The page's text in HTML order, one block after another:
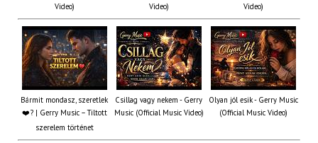
Video)
Video)
Video)
Bármit mondasz, szeretlek
❤️‍? | Gerry Music – Tiltott
szerelem történet
Csillag vagy nekem - Gerry
Music (Official Music Video)
Olyan jól esik - Gerry Music
(Official Music Video)